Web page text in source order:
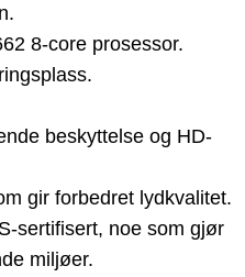
8-core prosessor.
beskyttelse og HD-
gir forbedret lydkvalitet.
sertifisert, noe som gjør
miljøer.